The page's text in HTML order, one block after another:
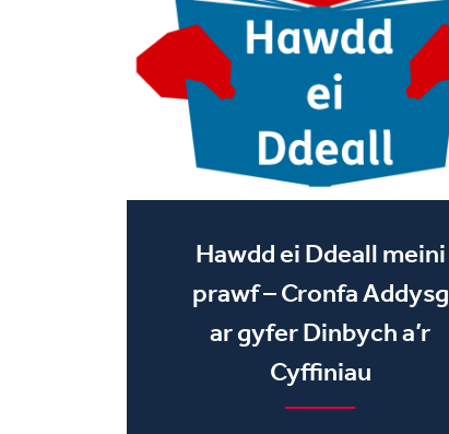
Hawdd ei Ddeall meini
prawf – Cronfa Addysg
ar gyfer Dinbych a’r
Cyffiniau